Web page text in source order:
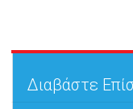
Διαβάστε